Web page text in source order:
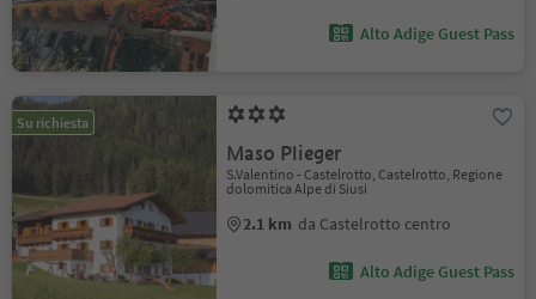
Alto Adige Guest Pass
Su richiesta
Maso Plieger
S.Valentino - Castelrotto, Castelrotto, Regione
dolomitica Alpe di Siusi
2.1 km da Castelrotto centro
Alto Adige Guest Pass